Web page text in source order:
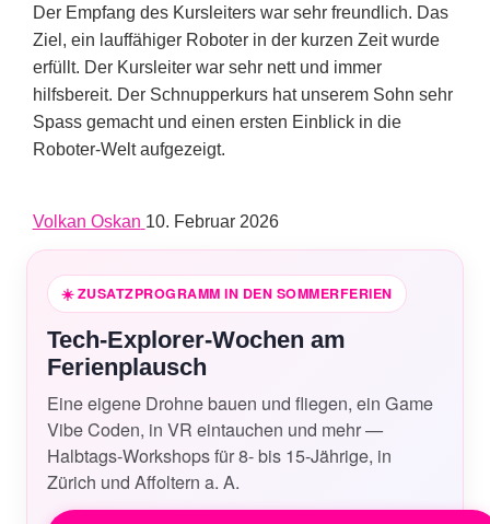
Der Empfang des Kursleiters war sehr freundlich. Das
Ziel, ein lauffähiger Roboter in der kurzen Zeit wurde
erfüllt. Der Kursleiter war sehr nett und immer
hilfsbereit. Der Schnupperkurs hat unserem Sohn sehr
Spass gemacht und einen ersten Einblick in die
Roboter-Welt aufgezeigt.
Volkan Oskan 10. Februar 2026
☀️ ZUSATZPROGRAMM IN DEN SOMMERFERIEN
Tech-Explorer-Wochen am
Ferienplausch
Eine eigene Drohne bauen und fliegen, ein Game
Vibe Coden, in VR eintauchen und mehr —
Halbtags-Workshops für 8- bis 15-Jährige, in
Zürich und Affoltern a. A.